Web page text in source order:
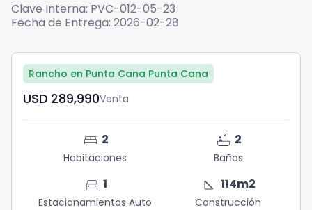
Clave Interna: PVC-012-05-23
Fecha de Entrega: 2026-02-28
Rancho en Punta Cana Punta Cana
USD	289,990Venta
bed 2
Habitaciones
bathtub 2
Baños
directions_car 1
Estacionamientos Auto
square_foot 114m2
Construcción